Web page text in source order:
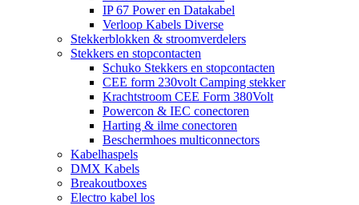
IP 67 Power en Datakabel
Verloop Kabels Diverse
Stekkerblokken & stroomverdelers
Stekkers en stopcontacten
Schuko Stekkers en stopcontacten
CEE form 230volt Camping stekker
Krachtstroom CEE Form 380Volt
Powercon & IEC conectoren
Harting & ilme conectoren
Beschermhoes multiconnectors
Kabelhaspels
DMX Kabels
Breakoutboxes
Electro kabel los